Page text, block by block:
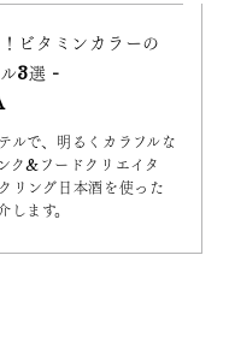
ビタミンカラーの
3選 -
ルで、明るくカラフルな
ク&フードクリエイタ
リング日本酒を使った
ます。